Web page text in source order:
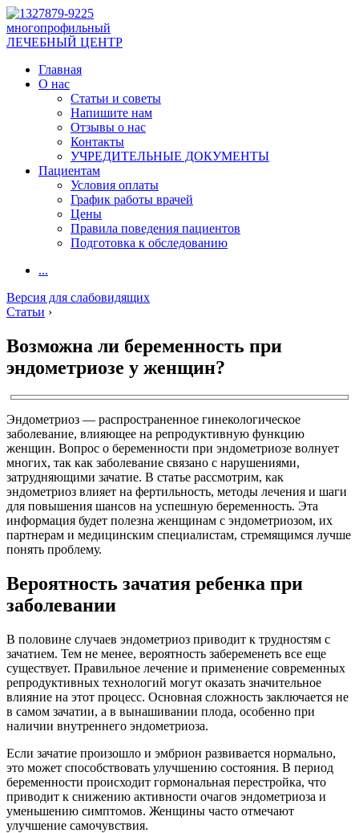
многопрофильный
ЛЕЧЕБНЫЙ ЦЕНТР
Главная
О нас
Статьи и советы
Напишите нам
Отзывы о нас
Контакты
УЧРЕДИТЕЛЬНЫЕ ДОКУМЕНТЫ
Пациентам
Условия оплаты
График работы врачей
Цены
Правила поведения пациентов
Подготовка к обследованию
...
Версия для слабовидящих
Статьи ›
Возможна ли беременность при
эндометриозе у женщин?
Эндометриоз — распространенное гинекологическое
заболевание, влияющее на репродуктивную функцию
женщин. Вопрос о беременности при эндометриозе волнует
многих, так как заболевание связано с нарушениями,
затрудняющими зачатие. В статье рассмотрим, как
эндометриоз влияет на фертильность, методы лечения и шаги
для повышения шансов на успешную беременность. Эта
информация будет полезна женщинам с эндометриозом, их
партнерам и медицинским специалистам, стремящимся лучше
понять проблему.
Вероятность зачатия ребенка при
заболевании
В половине случаев эндометриоз приводит к трудностям с
зачатием. Тем не менее, вероятность забеременеть все еще
существует. Правильное лечение и применение современных
репродуктивных технологий могут оказать значительное
влияние на этот процесс. Основная сложность заключается не
в самом зачатии, а в вынашивании плода, особенно при
наличии внутреннего эндометриоза.
Если зачатие произошло и эмбрион развивается нормально,
это может способствовать улучшению состояния. В период
беременности происходит гормональная перестройка, что
приводит к снижению активности очагов эндометриоза и
уменьшению симптомов. Женщины часто отмечают
улучшение самочувствия.